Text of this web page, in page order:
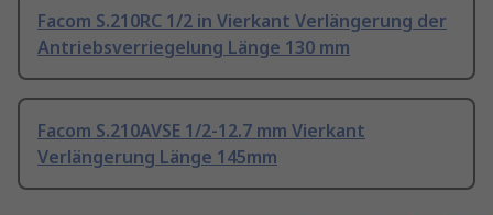
Facom S.210RC 1/2 in Vierkant Verlängerung der
Antriebsverriegelung Länge 130 mm
Facom S.210AVSE 1/2-12.7 mm Vierkant
Verlängerung Länge 145mm